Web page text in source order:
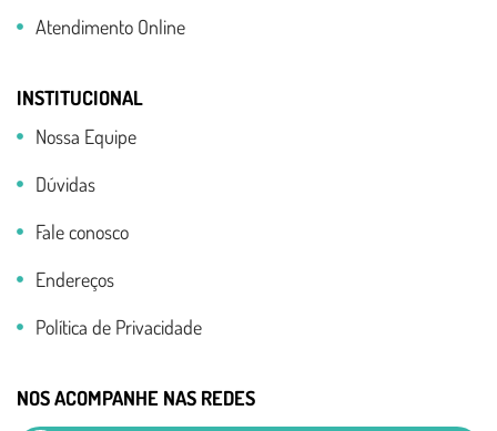
Atendimento Online
INSTITUCIONAL
Nossa Equipe
Dúvidas
Fale conosco
Endereços
Política de Privacidade
NOS ACOMPANHE NAS REDES